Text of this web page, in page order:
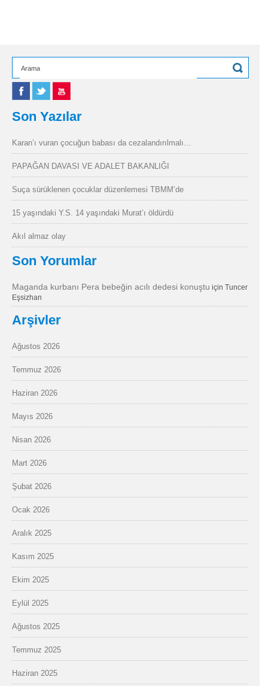
Son Yazılar
Karan’ı vuran çocuğun babası da cezalandırılmalı…
PAPAĞAN DAVASI VE ADALET BAKANLIĞI
Suça sürüklenen çocuklar düzenlemesi TBMM’de
15 yaşındaki Y.S. 14 yaşındaki Murat’ı öldürdü
Akıl almaz olay
Son Yorumlar
Maganda kurbanı Pera bebeğin acılı dedesi konuştu için Tuncer
Eşsizhan
Arşivler
Ağustos 2026
Temmuz 2026
Haziran 2026
Mayıs 2026
Nisan 2026
Mart 2026
Şubat 2026
Ocak 2026
Aralık 2025
Kasım 2025
Ekim 2025
Eylül 2025
Ağustos 2025
Temmuz 2025
Haziran 2025